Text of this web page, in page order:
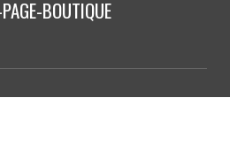
BOUTIQUE